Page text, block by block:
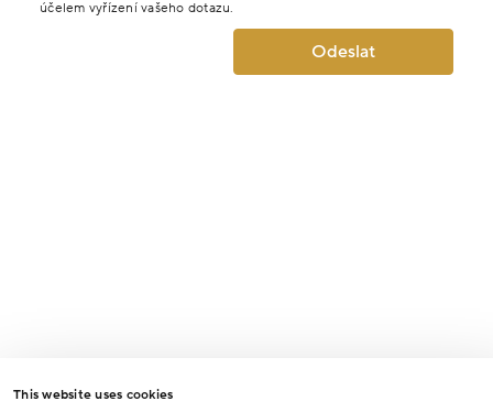
This website uses cookies
účelem vyřízení vašeho dotazu.
Odeslat